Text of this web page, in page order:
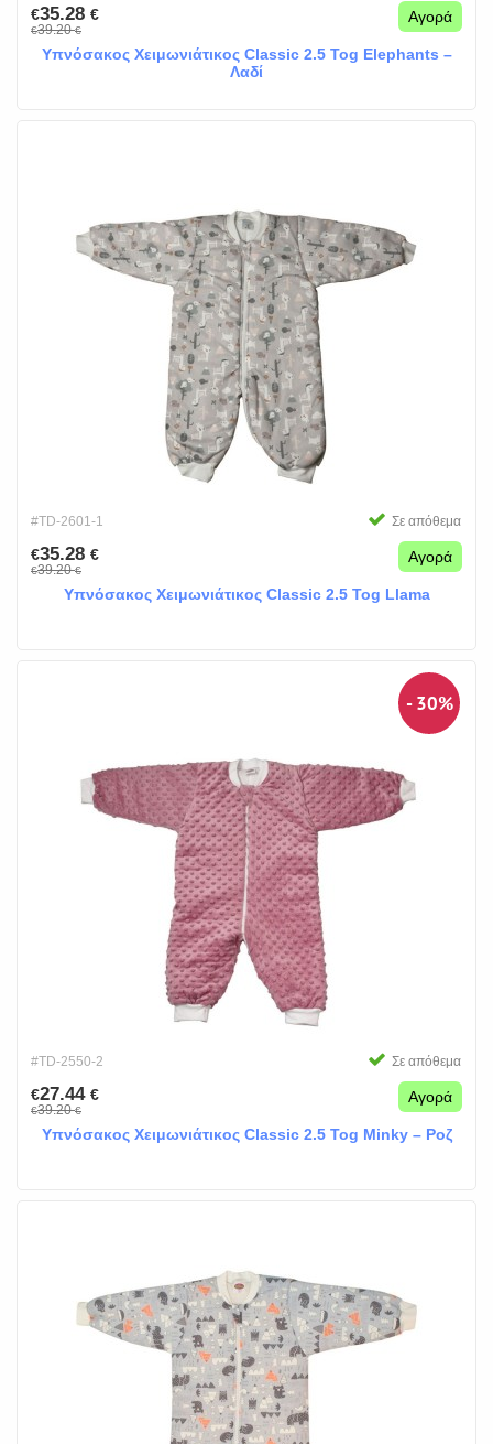
€35.28 €
€39.20€
Αγορά
Υπνόσακος Χειμωνιάτικος Classic 2.5 Tog Elephants –
Λαδί
#TD-2601-1 Σε απόθεμα
€35.28 €
€39.20€
Αγορά
Υπνόσακος Χειμωνιάτικος Classic 2.5 Tog Llama
- 30%
#TD-2550-2 Σε απόθεμα
€27.44 €
€39.20€
Αγορά
Υπνόσακος Χειμωνιάτικος Classic 2.5 Tog Minky – Ροζ